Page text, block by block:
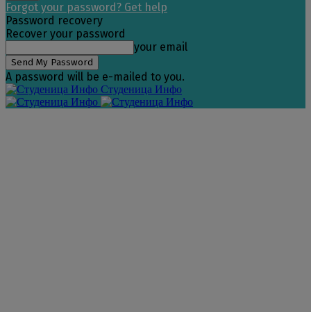
Forgot your password? Get help
Password recovery
Recover your password
your email
A password will be e-mailed to you.
Студеница Инфо